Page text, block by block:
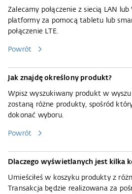
Zalecamy połączenie z siecią LAN
platformy za pomocą tabletu lub
połączenie LTE.
Powrót
Jak znajdę określony produkt?
Wpisz wyszukiwany produkt w
zostaną różne produkty, spośród
dokonać wyboru.
Powrót
Dlaczego wyświetlanych jest kilka
Umieściłeś w koszyku produkty z
Transakcja będzie realizowana za